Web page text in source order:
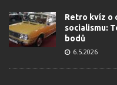
Retro kvíz o
socialismu:
bodů
6.5.2026